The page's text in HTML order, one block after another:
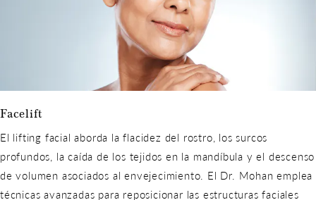
Facelift
El lifting facial aborda la flacidez del rostro, los surcos
profundos, la caída de los tejidos en la mandíbula y el descenso
de volumen asociados al envejecimiento. El Dr. Mohan emplea
técnicas avanzadas para reposicionar las estructuras faciales